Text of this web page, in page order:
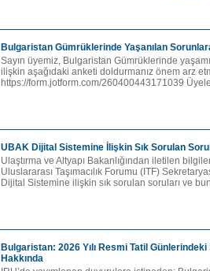
Bulgaristan Gümrüklerinde Yaşanılan
Sayın üyemiz, Bulgaristan Gümrüklerinde
ilişkin aşağıdaki anketi doldurmanız önem arz
https://form.jotform.com/260400443171039
UBAK Dijital Sistemine İlişkin Sık Sorulan
Ulaştırma ve Altyapı Bakanlığından iletilen
Uluslararası Taşımacılık Forumu (ITF)
Dijital Sistemine ilişkin sık sorulan soruları ve
Bulgaristan: 2026 Yılı Resmi Tatil Günlerindeki
Hakkında